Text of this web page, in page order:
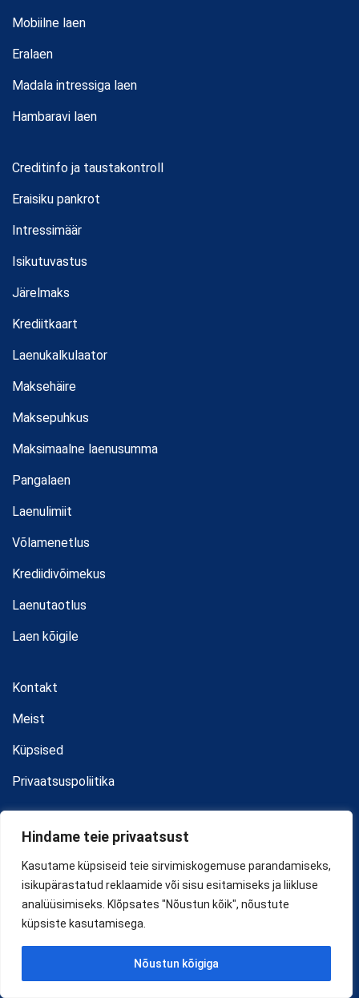
Hindame teie privaatsust
Kasutame küpsiseid teie sirvimiskogemuse parandamiseks,
isikupärastatud reklaamide või sisu esitamiseks ja liikluse
analüüsimiseks. Klõpsates "Nõustun kõik", nõustute
küpsiste kasutamisega.
Nõustun kõigiga
Mobiilne laen
Eralaen
Madala intressiga laen
Hambaravi laen
Creditinfo ja taustakontroll
Eraisiku pankrot
Intressimäär
Isikutuvastus
Järelmaks
Krediitkaart
Laenukalkulaator
Maksehäire
Maksepuhkus
Maksimaalne laenusumma
Pangalaen
Laenulimiit
Võlamenetlus
Krediidivõimekus
Laenutaotlus
Laen kõigile
Kontakt
Meist
Küpsised
Privaatsuspoliitika
Kontakt
Laenkohe
Suur-Karja 8